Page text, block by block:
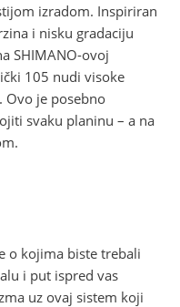
izradom. Inspiriran
i nisku gradaciju
SHIMANO-ovoj
105 nudi visoke
Ovo je posebno
svaku planinu – a na
o kojima biste trebali
i put ispred vas
uz ovaj sistem koji